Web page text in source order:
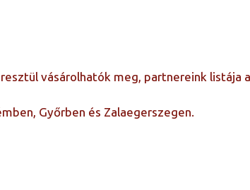
vásárolhatók meg, partnereink listája a
Győrben és Zalaegerszegen.